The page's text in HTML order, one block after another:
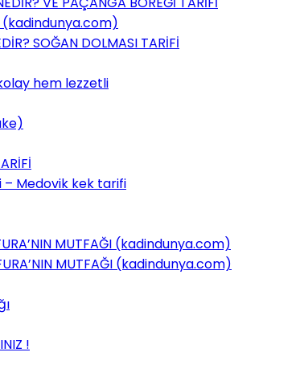
(kadindunya.com)
SOĞAN DOLMASI TARİFİ
hem lezzetli
– Medovik kek tarifi
MUTFAĞI (kadindunya.com)
MUTFAĞI (kadindunya.com)
!